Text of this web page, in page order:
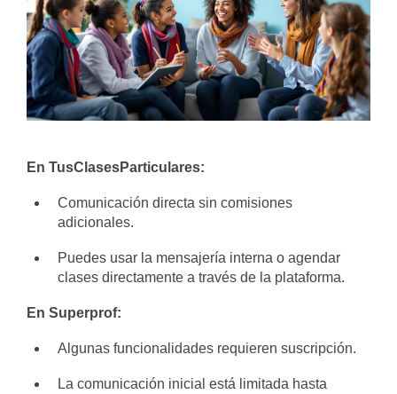
En TusClasesParticulares:
Comunicación directa sin comisiones
adicionales.
Puedes usar la mensajería interna o agendar
clases directamente a través de la plataforma.
En Superprof:
Algunas funcionalidades requieren suscripción.
La comunicación inicial está limitada hasta